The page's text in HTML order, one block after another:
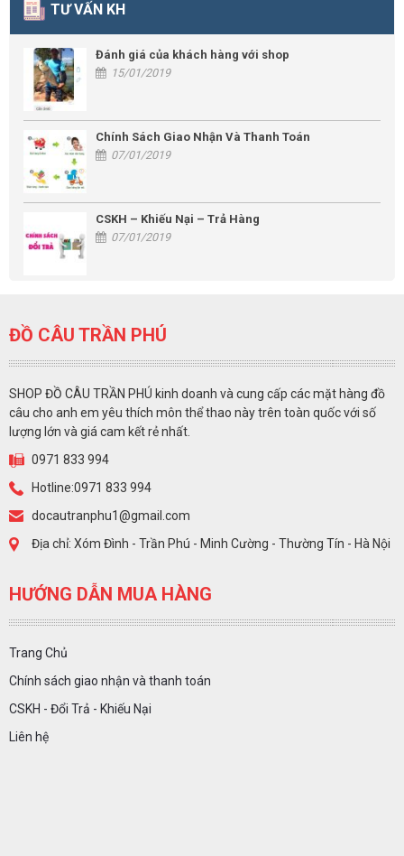
TƯ VẤN KH
Đánh giá của khách hàng với shop
15/01/2019
Chính Sách Giao Nhận Và Thanh Toán
07/01/2019
CSKH – Khiếu Nại – Trả Hàng
07/01/2019
ĐỒ CÂU TRẦN PHÚ
SHOP ĐỒ CÂU TRẦN PHÚ kinh doanh và cung cấp các mặt hàng đồ
câu cho anh em yêu thích môn thể thao này trên toàn quốc với số
lượng lớn và giá cam kết rẻ nhất.
0971 833 994
Hotline:0971 833 994
docautranphu1@gmail.com
Địa chỉ: Xóm Đình - Trần Phú - Minh Cường - Thường Tín - Hà Nội
HƯỚNG DẪN MUA HÀNG
Trang Chủ
Chính sách giao nhận và thanh toán
CSKH - Đổi Trả - Khiếu Nại
Liên hệ